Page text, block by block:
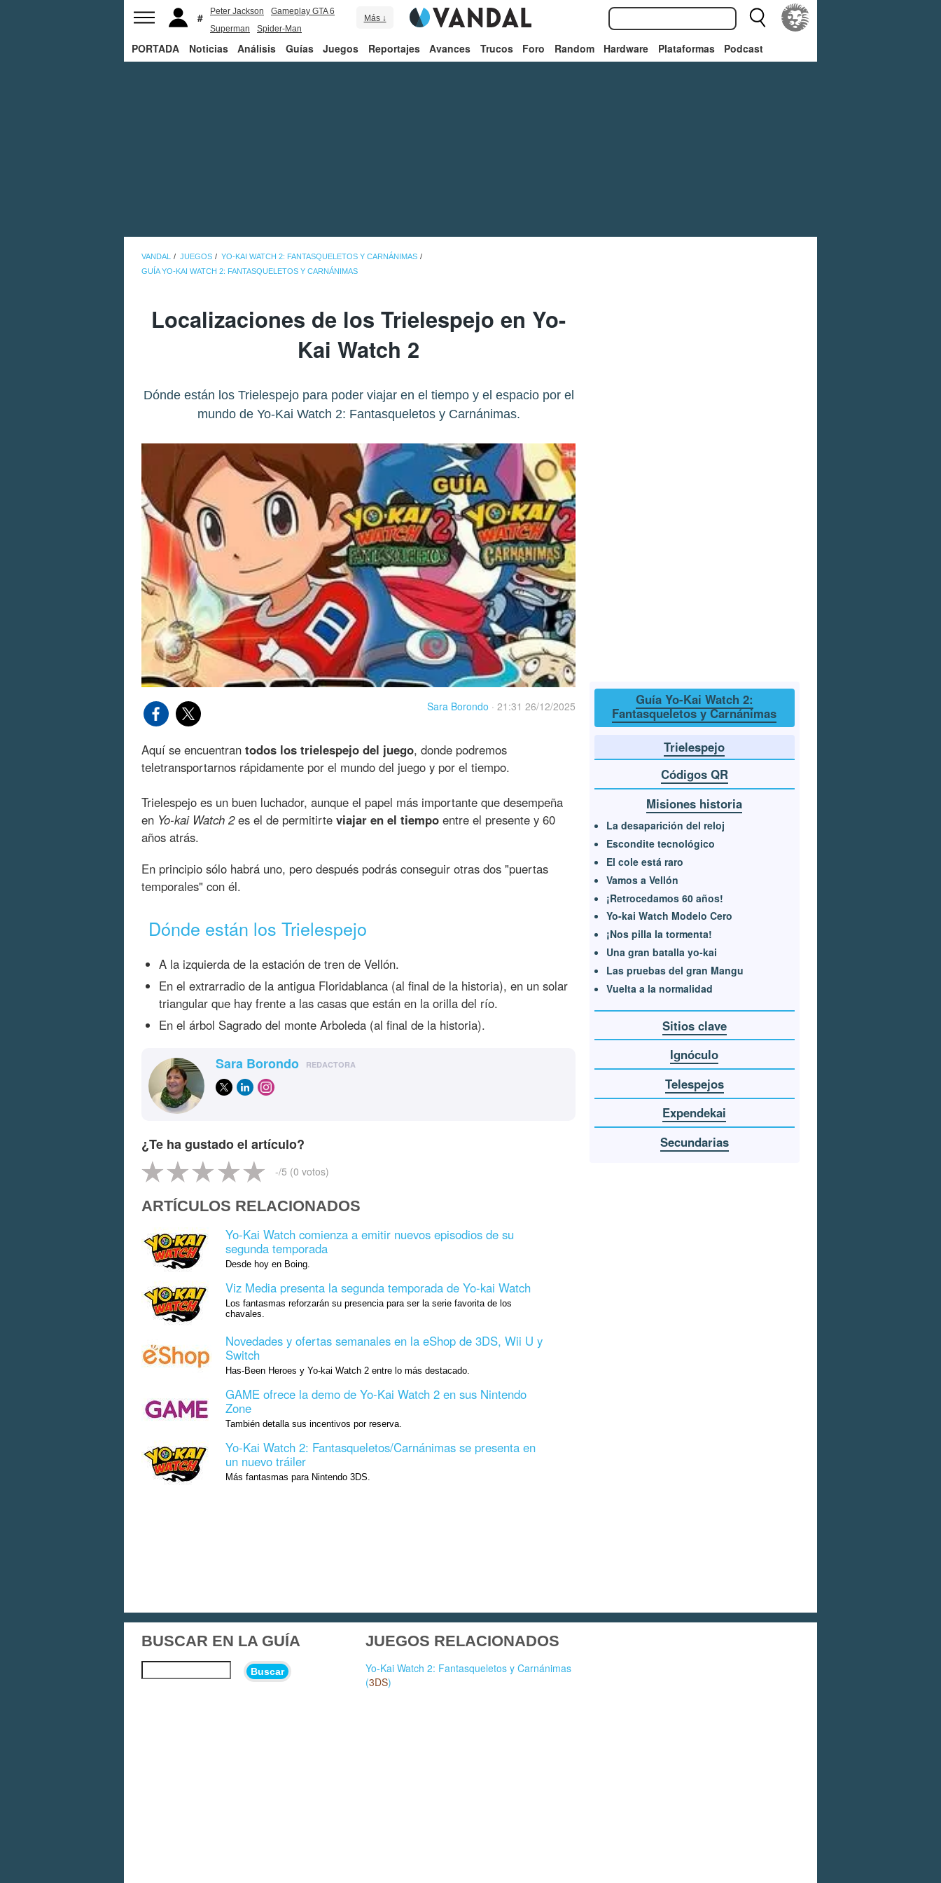
Peter Jackson
Gameplay GTA 6
Superman
Spider-Man
Más ↓
PORTADA Noticias Análisis Guías Juegos Reportajes Avances Trucos Foro Random Hardware Plataformas Podcast
VANDAL JUEGOS
YO-KAI WATCH 2: FANTASQUELETOS Y CARNÁNIMAS
GUÍA YO-KAI WATCH 2: FANTASQUELETOS Y CARNÁNIMAS
Localizaciones de los Trielespejo en Yo-
Kai Watch 2
Dónde están los Trielespejo para poder viajar en el tiempo y el espacio por el
mundo de Yo-Kai Watch 2: Fantasqueletos y Carnánimas.
Sara Borondo · 21:31 26/12/2025
Aquí se encuentran todos los trielespejo del juego, donde podremos
teletransportarnos rápidamente por el mundo del juego y por el tiempo.
Trielespejo es un buen luchador, aunque el papel más importante que desempeña
en Yo-kai Watch 2es el de permitirte viajar en el tiempo entre el presente y 60
años atrás.
En principio sólo habrá uno, pero después podrás conseguir otras dos "puertas
temporales" con él.
Dónde están los Trielespejo
A la izquierda de la estación de tren de Vellón.
En el extrarradio de la antigua Floridablanca (al final de la historia), en un solar
triangular que hay frente a las casas que están en la orilla del río.
En el árbol Sagrado del monte Arboleda (al final de la historia).
Sara Borondo REDACTORA
¿Te ha gustado el artículo?
-/5 (0 votos)
ARTÍCULOS RELACIONADOS
Yo-Kai Watch comienza a emitir nuevos episodios de su
segunda temporada
Desde hoy en Boing.
Viz Media presenta la segunda temporada de Yo-kai Watch
Los fantasmas reforzarán su presencia para ser la serie favorita de los
chavales.
Novedades y ofertas semanales en la eShop de 3DS, Wii U y
Switch
Has-Been Heroes y Yo-kai Watch 2 entre lo más destacado.
GAME ofrece la demo de Yo-Kai Watch 2 en sus Nintendo
Zone
También detalla sus incentivos por reserva.
Yo-Kai Watch 2: Fantasqueletos/Carnánimas se presenta en
un nuevo tráiler
Más fantasmas para Nintendo 3DS.
Guía Yo-Kai Watch 2:
Fantasqueletos y Carnánimas
Trielespejo
Códigos QR
Misiones historia
La desaparición del reloj
Escondite tecnológico
El cole está raro
Vamos a Vellón
¡Retrocedamos 60 años!
Yo-kai Watch Modelo Cero
¡Nos pilla la tormenta!
Una gran batalla yo-kai
Las pruebas del gran Mangu
Vuelta a la normalidad
Sitios clave
Ignóculo
Telespejos
Expendekai
Secundarias
BUSCAR EN LA GUÍA
Buscar
JUEGOS RELACIONADOS
Yo-Kai Watch 2: Fantasqueletos y Carnánimas
(3DS)